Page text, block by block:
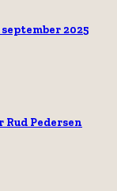
september 2025
Pedersen